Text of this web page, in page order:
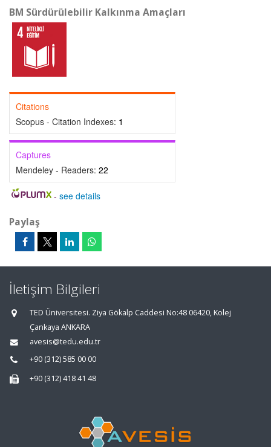
BM Sürdürülebilir Kalkınma Amaçları
Citations
Scopus - Citation Indexes: 1
Captures
Mendeley - Readers: 22
- see details
Paylaş
İletişim Bilgileri
TED Üniversitesi. Ziya Gökalp Caddesi No:48 06420, Kolej
Çankaya ANKARA
avesis@tedu.edu.tr
+90 (312) 585 00 00
+90 (312) 418 41 48